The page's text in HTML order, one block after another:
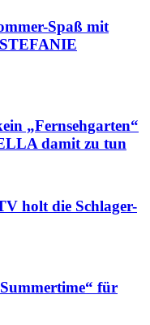
Spaß mit
„Fernsehgarten“
damit zu tun
holt die Schlager-
für